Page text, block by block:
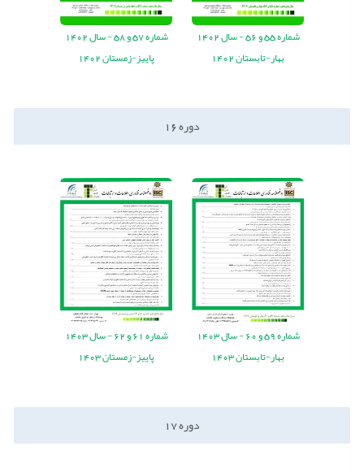
شماره55 و56
-سال1402
بهار-تابستان 1402
شماره57 و58
-سال1402
پاییز-زمستان 1402
دوره16
شماره59 و60
-سال1403
بهار-تابستان 1403
شماره61 و62
-سال1403
پاییز-زمستان 1403
دوره17